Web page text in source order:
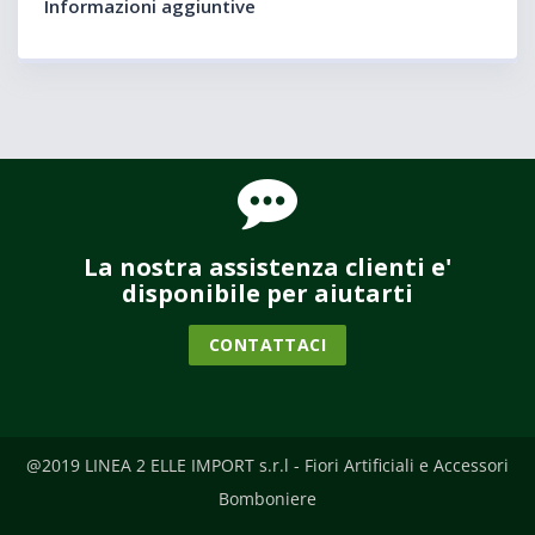
Informazioni aggiuntive
La nostra assistenza clienti e'
disponibile per aiutarti
CONTATTACI
@2019 LINEA 2 ELLE IMPORT s.r.l - Fiori Artificiali e Accessori
Bomboniere